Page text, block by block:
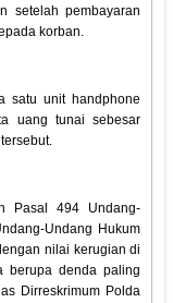
setelah pembayaran
korban.
satu unit handphone
uang tunai sebesar
Pasal 494 Undang-
Undang Hukum
nilai kerugian di
berupa denda paling
Dirreskrimum Polda